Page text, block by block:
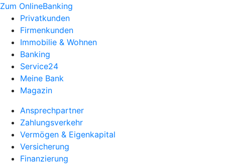
Zum OnlineBanking
Privatkunden
Firmenkunden
Immobilie & Wohnen
Banking
Service24
Meine Bank
Magazin
Ansprechpartner
Zahlungsverkehr
Vermögen & Eigenkapital
Versicherung
Finanzierung